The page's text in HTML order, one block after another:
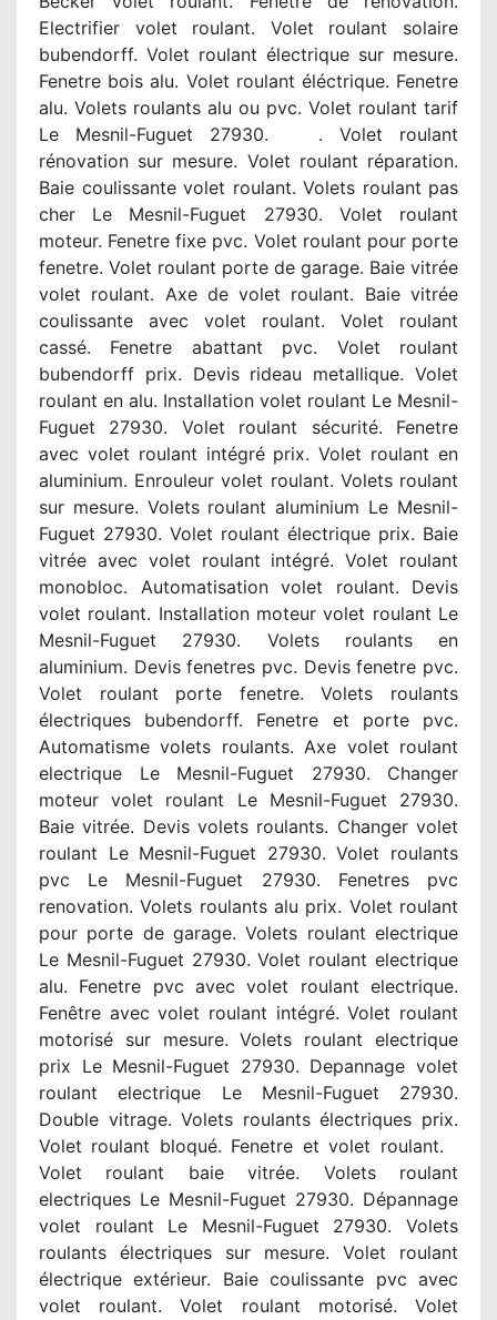
Electrifier volet roulant. Volet roulant solaire
bubendorff. Volet roulant électrique sur mesure.
Fenetre bois alu. Volet roulant éléctrique. Fenetre
alu. Volets roulants alu ou pvc. Volet roulant tarif
Le Mesnil-Fuguet 27930. . Volet roulant
rénovation sur mesure. Volet roulant réparation.
Baie coulissante volet roulant. Volets roulant pas
cher Le Mesnil-Fuguet 27930. Volet roulant
moteur. Fenetre fixe pvc. Volet roulant pour porte
fenetre. Volet roulant porte de garage. Baie vitrée
volet roulant. Axe de volet roulant. Baie vitrée
coulissante avec volet roulant. Volet roulant
cassé. Fenetre abattant pvc. Volet roulant
bubendorff prix. Devis rideau metallique. Volet
roulant en alu. Installation volet roulant Le Mesnil-
Fuguet 27930. Volet roulant sécurité. Fenetre
avec volet roulant intégré prix. Volet roulant en
aluminium. Enrouleur volet roulant. Volets roulant
sur mesure. Volets roulant aluminium Le Mesnil-
Fuguet 27930. Volet roulant électrique prix. Baie
vitrée avec volet roulant intégré. Volet roulant
monobloc. Automatisation volet roulant. Devis
volet roulant. Installation moteur volet roulant Le
Mesnil-Fuguet 27930. Volets roulants en
aluminium. Devis fenetres pvc. Devis fenetre pvc.
Volet roulant porte fenetre. Volets roulants
électriques bubendorff. Fenetre et porte pvc.
Automatisme volets roulants. Axe volet roulant
electrique Le Mesnil-Fuguet 27930. Changer
moteur volet roulant Le Mesnil-Fuguet 27930.
Baie vitrée. Devis volets roulants. Changer volet
roulant Le Mesnil-Fuguet 27930. Volet roulants
pvc Le Mesnil-Fuguet 27930. Fenetres pvc
renovation. Volets roulants alu prix. Volet roulant
pour porte de garage. Volets roulant electrique
Le Mesnil-Fuguet 27930. Volet roulant electrique
alu. Fenetre pvc avec volet roulant electrique.
Fenêtre avec volet roulant intégré. Volet roulant
motorisé sur mesure. Volets roulant electrique
prix Le Mesnil-Fuguet 27930. Depannage volet
roulant electrique Le Mesnil-Fuguet 27930.
Double vitrage. Volets roulants électriques prix.
Volet roulant bloqué. Fenetre et volet roulant.
Volet roulant baie vitrée. Volets roulant
electriques Le Mesnil-Fuguet 27930. Dépannage
volet roulant Le Mesnil-Fuguet 27930. Volets
roulants électriques sur mesure. Volet roulant
électrique extérieur. Baie coulissante pvc avec
volet roulant. Volet roulant motorisé. Volet